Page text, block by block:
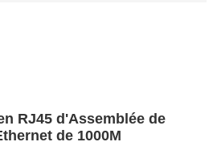
RJ45 d'Assemblée de
de 1000M